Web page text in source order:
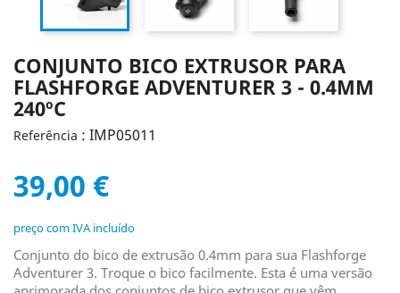
CONJUNTO BICO EXTRUSOR PARA
FLASHFORGE ADVENTURER 3 - 0.4MM
240ºC
Referência : IMP05011
39,00 €
preço com IVA incluído
Conjunto do bico de extrusão 0.4mm para sua Flashforge
Adventurer 3. Troque o bico facilmente. Esta é uma versão